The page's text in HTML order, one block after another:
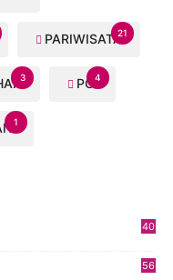
PARIWISATA21
3 PGI4
1
40
56